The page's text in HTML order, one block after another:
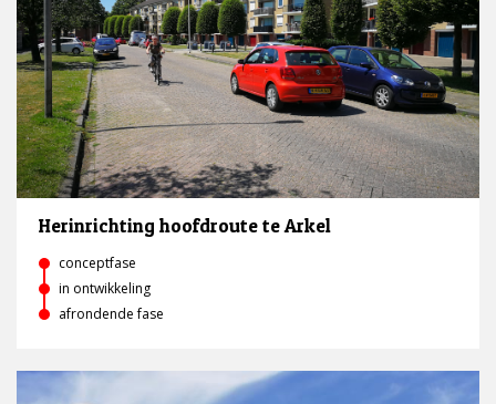
Herinrichting hoofdroute te Arkel
conceptfase
in ontwikkeling
afrondende fase